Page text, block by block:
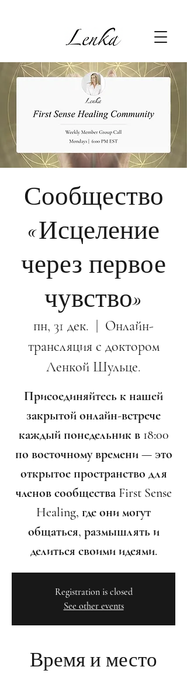
Сообщество
«Исцеление
через первое
чувство»
пн, 31 дек.
Онлайн-
трансляция с доктором
Ленкой Шульце.
Присоединяйтесь к нашей
закрытой онлайн-встрече
каждый понедельник в 18:00
по восточному времени — это
открытое пространство для
членов сообщества First Sense
Healing, где они могут
общаться, размышлять и
делиться своими идеями.
Registration is closed
See other events
Время и место